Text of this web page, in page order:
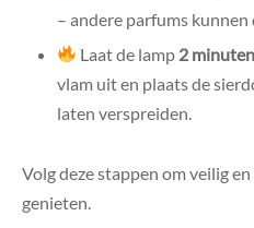
– andere parfums kunnen
Laat de lamp 2
vlam uit en plaats de
laten verspreiden.
Volg deze stappen om veilig
genieten.